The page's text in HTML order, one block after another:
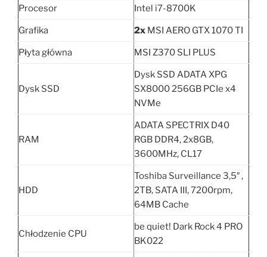
Procesor Intel i7-8700K
Grafika 2x MSI AERO GTX 1070 TI
Płyta główna MSI Z370 SLI PLUS
Dysk SSD
Dysk SSD ADATA XPG
SX8000 256GB PCIe x4
NVMe
RAM
ADATA SPECTRIX D40
RGB DDR4, 2x8GB,
3600MHz, CL17
HDD
Toshiba Surveillance 3,5″ ,
2TB, SATA III, 7200rpm,
64MB Cache
Chłodzenie CPU
be quiet! Dark Rock 4 PRO
BK022